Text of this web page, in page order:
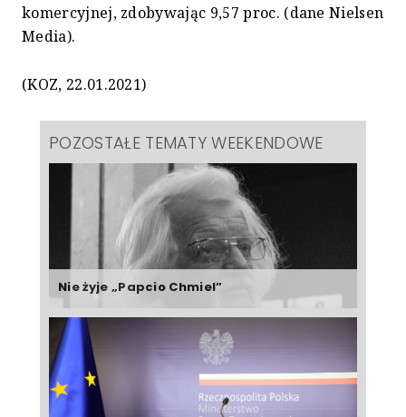
komercyjnej, zdobywając 9,57 proc. (dane Nielsen
Media).
(KOZ, 22.01.2021)
POZOSTAŁE TEMATY WEEKENDOWE
Nie żyje „Papcio Chmiel”